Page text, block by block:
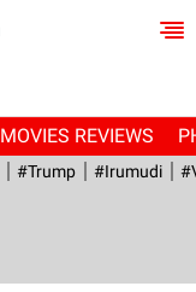
MOVIES REVIEWS
#Trump #irumudi